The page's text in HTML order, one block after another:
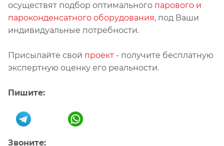
осуществят подбор оптимального парового и
пароконденсатного оборудования, под Ваши
индивидуальные потребности.
Присылайте свой проект - получите бесплатную
экспертную оценку его реальности.
Пишите:
Звоните: